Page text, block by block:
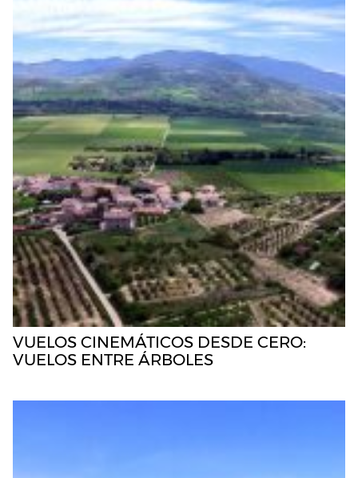
VUELOS CINEMÁTICOS DESDE CERO:
VUELOS ENTRE ÁRBOLES